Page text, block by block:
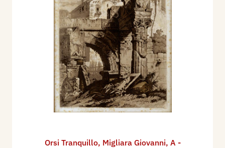
Orsi Tranquillo, Migliara Giovanni, A -